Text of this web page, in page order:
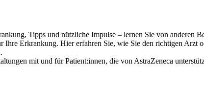
Tipps und nützliche Impulse – lernen Sie von anderen
Ihre Erkrankung. Hier erfahren Sie, wie Sie den richtigen Arzt
mit und für Patient:innen, die von AstraZeneca